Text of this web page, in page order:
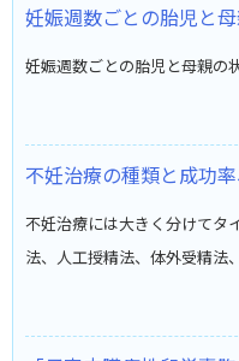
妊娠週数ごとの胎児と
妊娠週数ごとの胎児と母親の
不妊治療の種類と成功
不妊治療には大きく分けてタ
法、人工授精法、体外受精法